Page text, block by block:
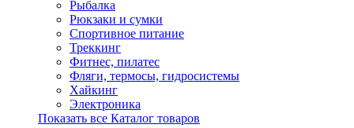
Рыбалка
Рюкзаки и сумки
Спортивное питание
Треккинг
Фитнес, пилатес
Фляги, термосы, гидросистемы
Хайкинг
Электроника
Показать все Каталог товаров